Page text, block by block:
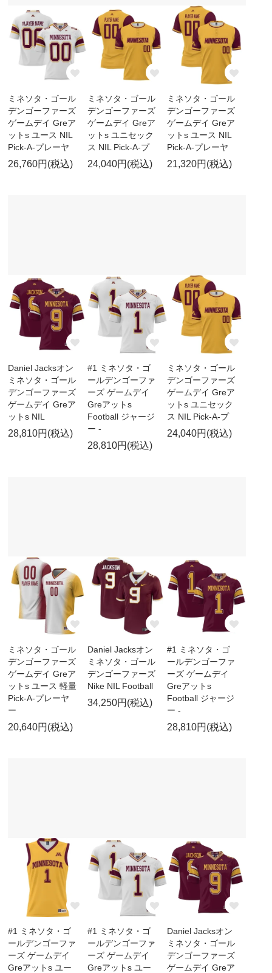
ミネソタ・ゴール
デンゴーファーズ
ゲームデイ Greア
ットs ユース NIL
Pick-A-プレーヤ
26,760円(税込)
ミネソタ・ゴール
デンゴーファーズ
ゲームデイ Greア
ットs ユニセック
ス NIL Pick-A-プ
24,040円(税込)
ミネソタ・ゴール
デンゴーファーズ
ゲームデイ Greア
ットs ユース NIL
Pick-A-プレーヤ
21,320円(税込)
Daniel Jacksオン
ミネソタ・ゴール
デンゴーファーズ
ゲームデイ Greア
ットs NIL
28,810円(税込)
#1 ミネソタ・ゴ
ールデンゴーファ
ーズ ゲームデイ
Greアットs
Football ジャージ
ー -
28,810円(税込)
ミネソタ・ゴール
デンゴーファーズ
ゲームデイ Greア
ットs ユニセック
ス NIL Pick-A-プ
24,040円(税込)
ミネソタ・ゴール
デンゴーファーズ
ゲームデイ Greア
ットs ユース 軽量
Pick-A-プレーヤ
ー
20,640円(税込)
Daniel Jacksオン
ミネソタ・ゴール
デンゴーファーズ
Nike NIL Football
34,250円(税込)
#1 ミネソタ・ゴ
ールデンゴーファ
ーズ ゲームデイ
Greアットs
Football ジャージ
ー -
28,810円(税込)
#1 ミネソタ・ゴ
ールデンゴーファ
ーズ ゲームデイ
Greアットs ユー
#1 ミネソタ・ゴ
ールデンゴーファ
ーズ ゲームデイ
Greアットs ユー
Daniel Jacksオン
ミネソタ・ゴール
デンゴーファーズ
ゲームデイ Greア